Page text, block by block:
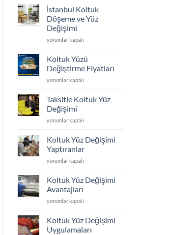
değiştirme
kadar?
için
İstanbul Koltuk
Döşeme ve Yüz
Değişimi
İstanbul
Döşeme
Yüz
Değişimi
yorumlar kapalı
Koltuk Yüzü
Değiştirme Fiyatları
Koltuk
Değiştirme
Fiyatları
için
yorumlar kapalı
Taksitle Koltuk Yüz
Değişimi
Taksitle
Yüz
için
yorumlar kapalı
Koltuk Yüz Değişimi
Yaptıranlar
Koltuk
Değişimi
için
yorumlar kapalı
Koltuk Yüz Değişimi
Avantajları
Koltuk
Değişimi
yorumlar kapalı
Koltuk Yüz Değişimi
Uygulamaları